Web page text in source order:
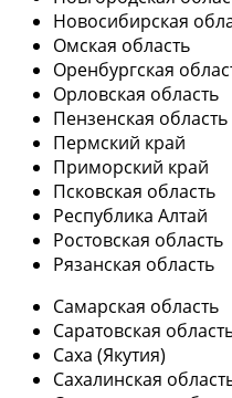
Новосибирская
Омская область
Оренбургская
Орловская область
Пензенская область
Пермский край
Приморский край
Псковская область
Республика Алтай
Ростовская область
Рязанская область
Самарская область
Саратовская
Саха (Якутия)
Сахалинская